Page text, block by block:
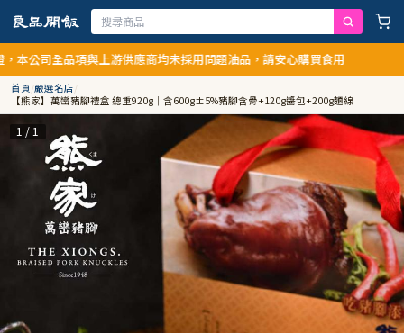
司全品項與上游供應商均未採用問題油品，請安心購買食用
首頁/嚴選名店/
【熊家】萬巒豬腳禮盒 總重920g｜含600g±5%豬腳含骨+120g醬包+200g麵線
1 / 1